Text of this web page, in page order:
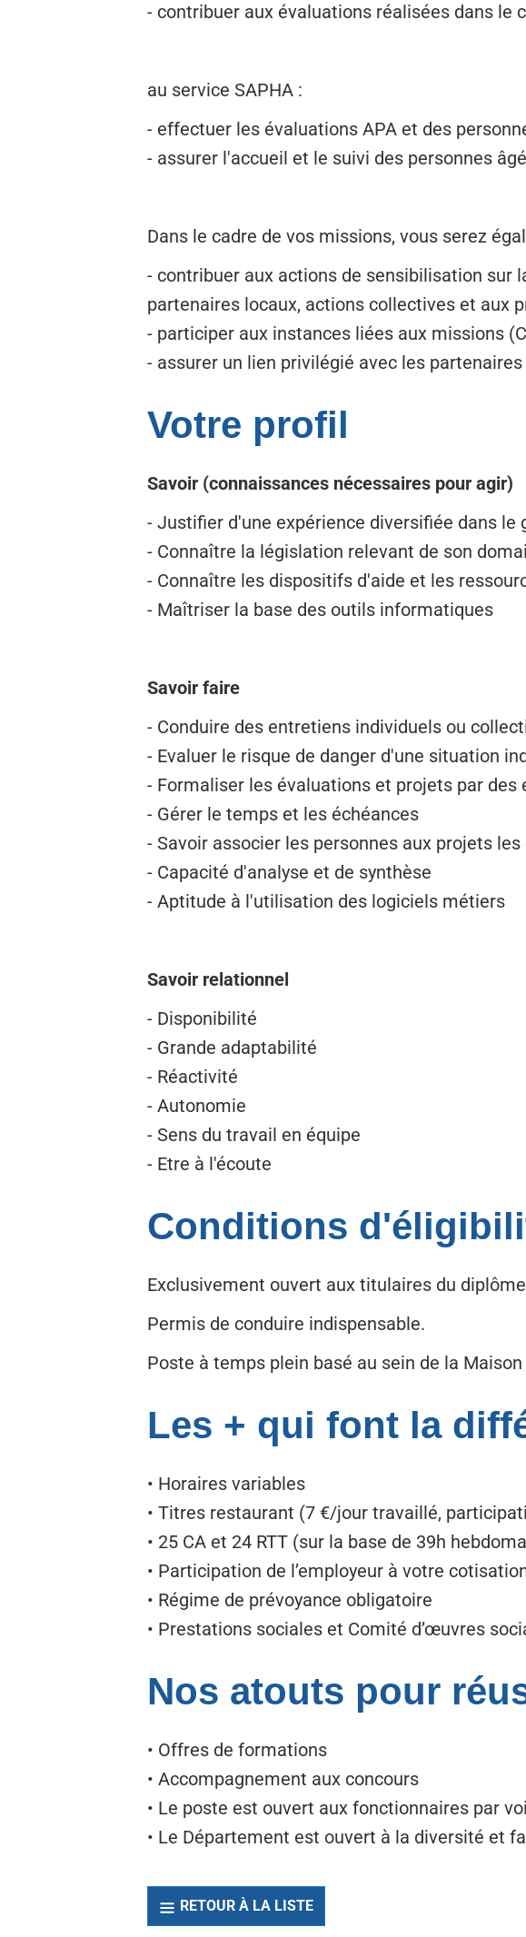
- contribuer aux évaluations réalisées dans le
au service SAPHA :
- effectuer les évaluations APA et des
- assurer l'accueil et le suivi des personnes
Dans le cadre de vos missions, vous serez
- contribuer aux actions de sensibilisation sur
partenaires locaux, actions collectives et aux
- participer aux instances liées aux missions
- assurer un lien privilégié avec les
Votre profil
Savoir (connaissances nécessaires pour agir)
- Justifier d'une expérience diversifiée dans
- Connaître la législation relevant de son
- Connaître les dispositifs d'aide et les
- Maîtriser la base des outils informatiques
Savoir faire
- Conduire des entretiens individuels ou
- Evaluer le risque de danger d'une situation
- Formaliser les évaluations et projets par
- Gérer le temps et les échéances
- Savoir associer les personnes aux projets
- Capacité d'analyse et de synthèse
- Aptitude à l'utilisation des logiciels métiers
Savoir relationnel
- Disponibilité
- Grande adaptabilité
- Réactivité
- Autonomie
- Sens du travail en équipe
- Etre à l'écoute
Conditions
Exclusivement ouvert aux titulaires du
Permis de conduire indispensable.
Poste à temps plein basé au sein de la
Les + qui font la
• Horaires variables
• Titres restaurant (7 €/jour travaillé,
• 25 CA et 24 RTT (sur la base de 39h
• Participation de l’employeur à votre
• Régime de prévoyance obligatoire
• Prestations sociales et Comité d’œuvres
Nos atouts pour
• Offres de formations
• Accompagnement aux concours
• Le poste est ouvert aux fonctionnaires par
• Le Département est ouvert à la diversité et
RETOUR À LA LISTE